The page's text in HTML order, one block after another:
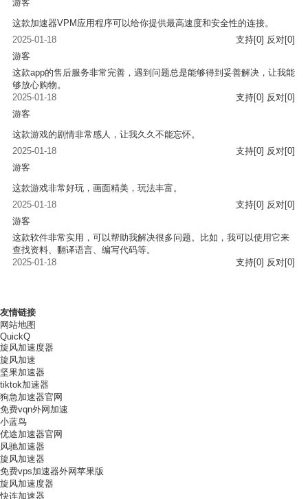
游客
这款加速器VPM应用程序可以给你提供最高速度和安全性的连接。
2025-01-18
支持[0] 反对[0]
游客
这款app的售后服务非常完善，遇到问题总是能够得到妥善解决，让我能
够放心购物。
2025-01-18
支持[0] 反对[0]
游客
这款游戏的剧情非常感人，让我久久不能忘怀。
2025-01-18
支持[0] 反对[0]
游客
这款游戏非常好玩，画面精美，玩法丰富。
2025-01-18
支持[0] 反对[0]
游客
这款软件非常实用，可以帮助我解决很多问题。比如，我可以使用它来
查找资料、翻译语言、编写代码等。
2025-01-18
支持[0] 反对[0]
友情链接
网站地图
QuickQ
旋风加速度器
旋风加速
坚果加速器
tiktok加速器
狗急加速器官网
免费vqn外网加速
小蓝鸟
优途加速器官网
风驰加速器
旋风加速器
免费vps加速器外网苹果版
旋风加速度器
快连加速器